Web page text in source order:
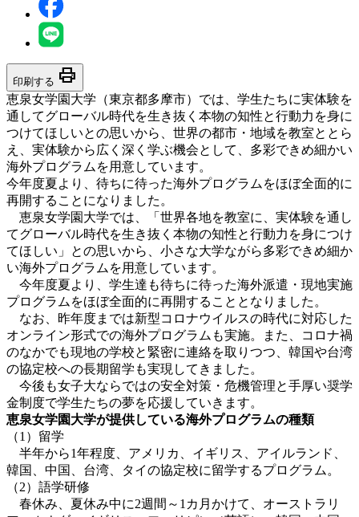
印刷する print
恵泉女学園大学（東京都多摩市）では、学生たちに実体験を
通してグローバル時代を生き抜く本物の知性と行動力を身に
つけてほしいとの思いから、世界の都市・地域を教室ととら
え、実体験から広く深く学ぶ機会として、多彩できめ細かい
海外プログラムを用意しています。
今年度夏より、待ちに待った海外プログラムをほぼ全面的に
再開することになりました。
恵泉女学園大学では、「世界各地を教室に、実体験を通し
てグローバル時代を生き抜く本物の知性と行動力を身につけ
てほしい」との思いから、小さな大学ながら多彩できめ細か
い海外プログラムを用意しています。
今年度夏より、学生達も待ちに待った海外派遣・現地実施
プログラムをほぼ全面的に再開することとなりました。
なお、昨年度までは新型コロナウイルスの時代に対応した
オンライン形式での海外プログラムも実施。また、コロナ禍
のなかでも現地の学校と緊密に連絡を取りつつ、韓国や台湾
の協定校への長期留学も実現してきました。
今後も女子大ならではの安全対策・危機管理と手厚い奨学
金制度で学生たちの夢を応援していきます。
恵泉女学園大学が提供している海外プログラムの種類
（1）留学
半年から1年程度、アメリカ、イギリス、アイルランド、
韓国、中国、台湾、タイの協定校に留学するプログラム。
（2）語学研修
春休み、夏休み中に2週間～1カ月かけて、オーストラリ